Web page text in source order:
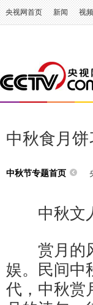
央视网首页 新闻 视频
中秋食月饼
中秋节专题首页
中秋文
赏月的风
娱。民间中
代，中秋赏